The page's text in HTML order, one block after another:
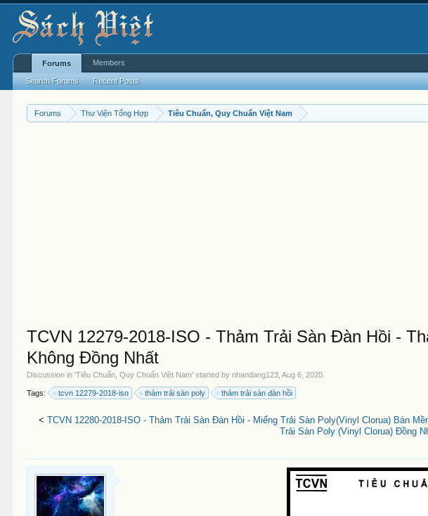
Forums Thư Viện Tổng Hợp Tiêu Chuẩn, Quy Chuẩn Việt Nam
TCVN 12279-2018-ISO - Thảm Trải Sàn Đàn Hồi -
Không Đồng Nhất
Discussion in 'Tiêu Chuẩn, Quy Chuẩn Việt Nam' started bynhandang123 ,Aug 6, 2020
Tags: tcvn 12279-2018-iso thảm trải sàn poly thảm trải sàn đàn hồi
< TCVN 12280-2018-ISO - Thảm Trải Sàn Đàn Hồi - Miếng Trải Sàn Poly(Vinyl Clorua) Bán
Trải Sàn Poly (Vinyl Clorua) Đồng
Forums
Search Forums Recent Posts
Members